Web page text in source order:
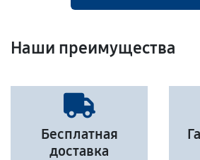
Наши преимущества
Бесплатная
доставка